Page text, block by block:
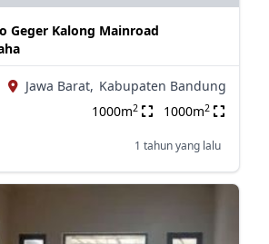
Geger Kalong Mainroad
Jawa Barat, Kabupaten Bandung
1000m2 1000m2
1 tahun yang lalu